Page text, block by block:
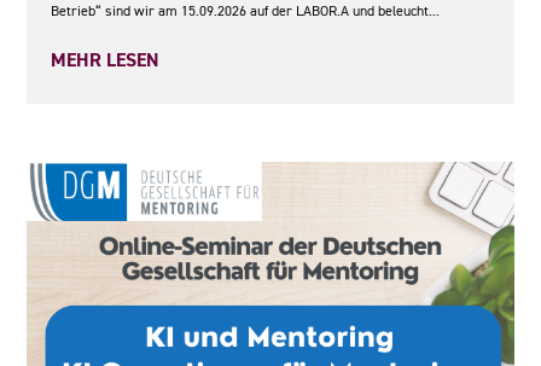
Betrieb“ sind wir am 15.09.2026 auf der LABOR.A und beleucht...
MEHR LESEN